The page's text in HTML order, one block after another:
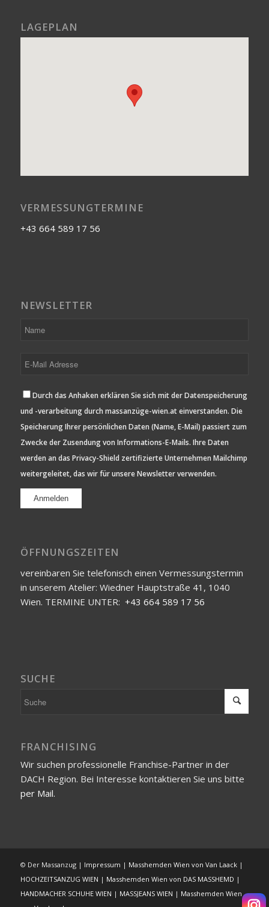
LAGEPLAN
VERMESSUNGTERMINE
+43 664 589 17 56
NEWSLETTER
Durch das Anhaken erklären Sie sich mit der Datenspeicherung
und -verarbeitung durch massanzüge-wien.at einverstanden. Die
Speicherung Ihrer persönlichen Daten (Name, E-Mail) passiert zum
Zwecke der Zusendung von Informations-E-Mails. Ihre Daten
werden an das Privacy-Shield zertifizierte Unternehmen Mailchimp
weitergeleitet, das wir für unsere Newsletter verwenden.
ÖFFNUNGSZEITEN
vereinbaren Sie telefonisch einen Vermessungstermin
in unserem Atelier: Wiedner Hauptstraße 41, 1040
Wien. TERMINE UNTER: +43 664 589 17 56
SUCHE
FRANCHISING
Wir suchen professionelle Franchise-Partner in der
DACH Region. Bei Interesse kontaktieren Sie uns bitte
per Mail.
© Der Massanzug | Impressum | Masshemden Wien von Van Laack|
HOCHZEITSANZUG WIEN | Masshemden Wien von DAS MASSHEMD |
HANDMACHER SCHUHE WIEN | MASSJEANS WIEN | Masshemden Wien